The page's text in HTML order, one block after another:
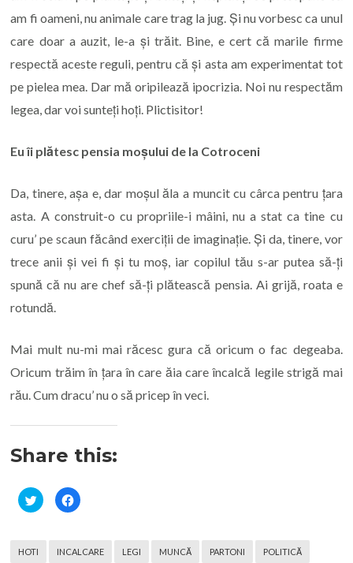
am fi oameni, nu animale care trag la jug. Și nu vorbesc ca unul
care doar a auzit, le-a și trăit. Bine, e cert că marile firme
respectă aceste reguli, pentru că și asta am experimentat tot
pe pielea mea. Dar mă oripilează ipocrizia. Noi nu respectăm
legea, dar voi sunteți hoți. Plictisitor!
Eu îi plătesc pensia moșului de la Cotroceni
Da, tinere, așa e, dar moșul ăla a muncit cu cârca pentru țara
asta. A construit-o cu propriile-i mâini, nu a stat ca tine cu
curu’ pe scaun făcând exerciții de imaginație. Și da, tinere, vor
trece anii și vei fi și tu moș, iar copilul tău s-ar putea să-ți
spună că nu are chef să-ți plătească pensia. Ai grijă, roata e
rotundă.
Mai mult nu-mi mai răcesc gura că oricum o fac degeaba.
Oricum trăim în țara în care ăia care încalcă legile strigă mai
rău. Cum dracu’ nu o să pricep în veci.
Share this:
C
l
C
l
o
HOTI INCALCARE LEGI MUNCĂ PARTONI POLITICĂ